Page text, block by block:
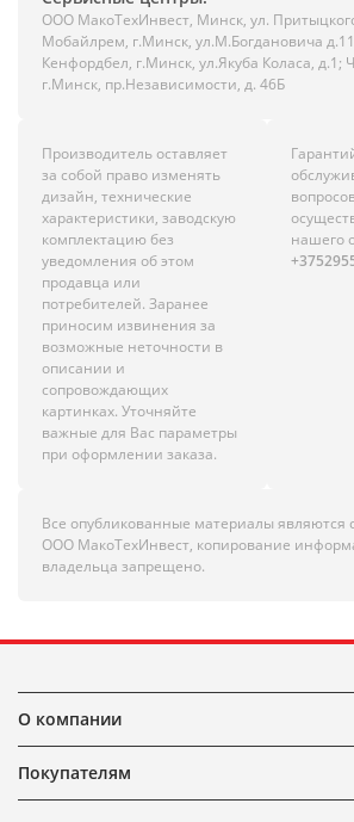
ООО МакоТехИнвест, Минск, ул.
Мобайлрем, г.Минск, ул.М.Богдановича
Кенфордбел, г.Минск, ул.Якуба Коласа,
г.Минск, пр.Независимости, д. 46Б
Производитель оставляет
за собой право изменять
дизайн, технические
характеристики, заводскую
комплектацию без
уведомления об этом
продавца или
потребителей. Заранее
приносим извинения за
возможные неточности в
описании и
сопровождающих
картинках. Уточняйте
важные для Вас параметры
при оформлении заказа.
нашего
Все опубликованные материалы являются
ООО МакоТехИнвест, копирование
владельца запрещено.
О компании
Покупателям